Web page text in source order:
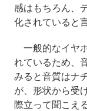
感はもちろん、
化されていると
一般的なイヤ
れているため、
みると音質はナ
が、形状から受
際立って聞こえ